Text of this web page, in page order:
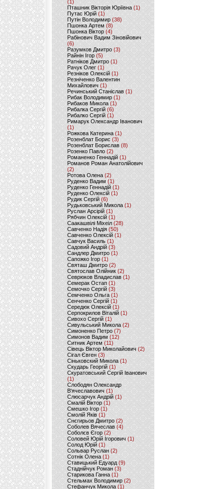
(1)
Пташник Вікторія Юріївна (1)
Путас Юрій (1)
Путін Володимир(38)
Пшонка Артем (8)
Пшонка Віктор(4)
Рабінович Вадим Зіновійович
(6)
Разумков Дмитро (3)
Райнін Ігор(5)
Ратніков Дмитро (1)
Рачук Олег (1)
Резніков Олексій(1)
Резніченко Валентин
Михайлович (1)
Речинський Станіслав (1)
Рибак Володимир(1)
Рибаков Микола(1)
Рибалка Сергій (6)
Рибалко Сергій (1)
Римарук Олександр Іванович
(1)
Рожкова Катерина(1)
Розенблат Борис (3)
Розенблат Борислав (8)
Розенко Павло (2)
Романенко Геннадій (1)
Романов Роман Анатолійович
(2)
Ротова Олена(2)
Руденко Вадим (1)
Руденко Геннадій (1)
Руденко Олексій(1)
Рудик Сергій(6)
Рудьковський Микола (1)
Руслан Арсірій(1)
Рябчин Олексій (1)
Саакашвілі Міхеіл(28)
Савченко Надія (50)
Савченко Олексій(1)
Савчук Василь (1)
Садовий Андрій (3)
Сандлер Дмитро(1)
Сапожко Ігор(1)
Святаш Дмитро (2)
Святослав Олійник (2)
Севрюков Владислав (1)
Семерак Остап (1)
Семочко Сергій (3)
Семченко Ольга (1)
Сенченко Сергій(1)
Середюк Олексій(1)
Серпокрилов Віталій(1)
Сивохо Сергій(1)
Сивульський Микола(2)
Симоненко Петро(7)
Симонов Вадим (12)
Ситник Артем(11)
Сівець Віктор Миколайович(2)
Сігал Євген (3)
Сіньковский Микола(1)
Скударь Георгій (1)
Скуратовський Сергій Іванович
(1)
Слободян Олександр
В'ячеславович(1)
Слюсарчук Андрій(1)
Смалій Віктор (1)
Смешко Ігор (1)
Смолій Яків (1)
Снєгирьов Дмитро (2)
Соболев Вячеслав (4)
Соболєв Єгор(2)
Соловей Юрій Ігорович (1)
Солод Юрій (1)
Сольвар Руслан (2)
Сотнік Олена(1)
Ставицький Едуард (9)
Стаднійчук Роман(3)
Старикова Ганна (1)
Стельмах Володимир(2)
Стефанчук Микола (1)